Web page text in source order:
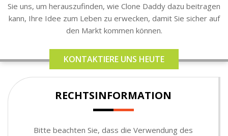
Sie uns, um herauszufinden, wie Clone Daddy dazu beitragen
kann, Ihre Idee zum Leben zu erwecken, damit Sie sicher auf
den Markt kommen können.
KONTAKTIERE UNS HEUTE
RECHTSINFORMATION
Bitte beachten Sie, dass die Verwendung des